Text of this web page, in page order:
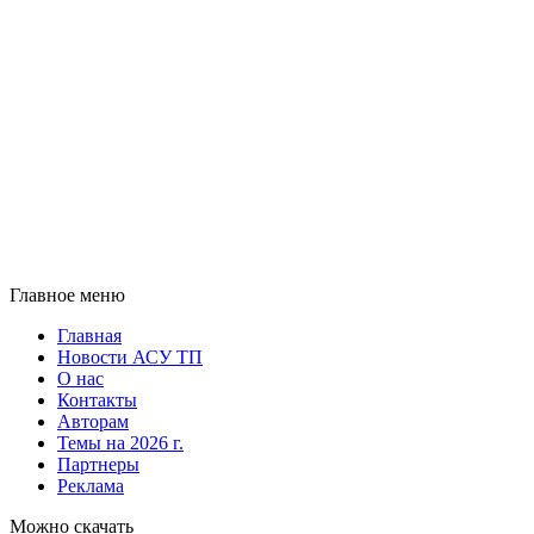
Главное меню
Главная
Новости АСУ ТП
О нас
Контакты
Авторам
Темы на 2026 г.
Партнеры
Реклама
Можно скачать